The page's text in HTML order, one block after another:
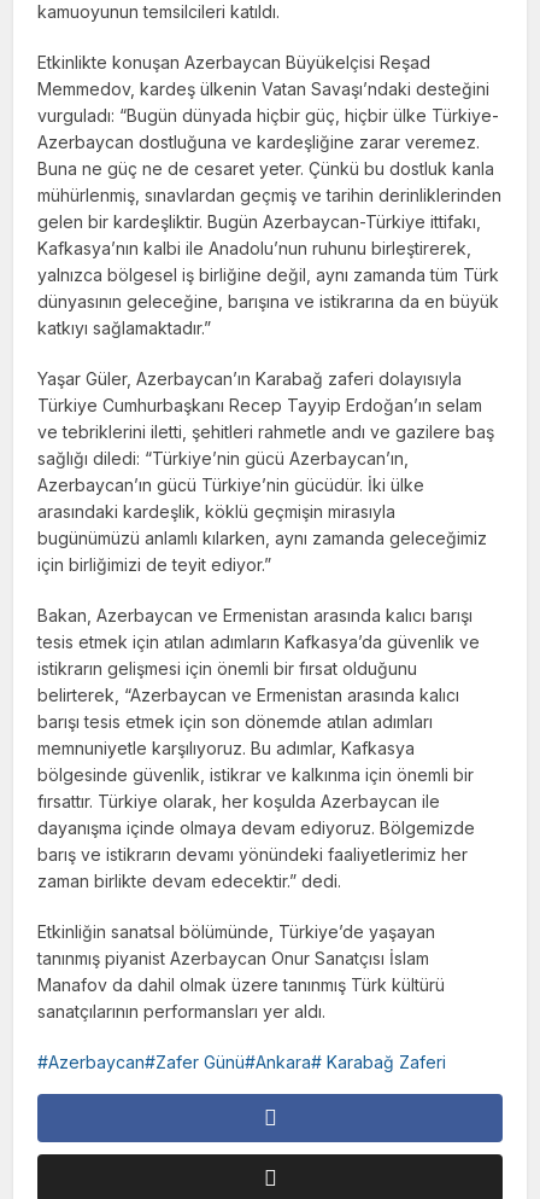
kamuoyunun temsilcileri katıldı.
Etkinlikte konuşan Azerbaycan Büyükelçisi Reşad
Memmedov, kardeş ülkenin Vatan Savaşı’ndaki desteğini
vurguladı: “Bugün dünyada hiçbir güç, hiçbir ülke Türkiye-
Azerbaycan dostluğuna ve kardeşliğine zarar veremez.
Buna ne güç ne de cesaret yeter. Çünkü bu dostluk kanla
mühürlenmiş, sınavlardan geçmiş ve tarihin derinliklerinden
gelen bir kardeşliktir. Bugün Azerbaycan-Türkiye ittifakı,
Kafkasya’nın kalbi ile Anadolu’nun ruhunu birleştirerek,
yalnızca bölgesel iş birliğine değil, aynı zamanda tüm Türk
dünyasının geleceğine, barışına ve istikrarına da en büyük
katkıyı sağlamaktadır.”
Yaşar Güler, Azerbaycan’ın Karabağ zaferi dolayısıyla
Türkiye Cumhurbaşkanı Recep Tayyip Erdoğan’ın selam
ve tebriklerini iletti, şehitleri rahmetle andı ve gazilere baş
sağlığı diledi: “Türkiye’nin gücü Azerbaycan’ın,
Azerbaycan’ın gücü Türkiye’nin gücüdür. İki ülke
arasındaki kardeşlik, köklü geçmişin mirasıyla
bugünümüzü anlamlı kılarken, aynı zamanda geleceğimiz
için birliğimizi de teyit ediyor.”
Bakan, Azerbaycan ve Ermenistan arasında kalıcı barışı
tesis etmek için atılan adımların Kafkasya’da güvenlik ve
istikrarın gelişmesi için önemli bir fırsat olduğunu
belirterek, “Azerbaycan ve Ermenistan arasında kalıcı
barışı tesis etmek için son dönemde atılan adımları
memnuniyetle karşılıyoruz. Bu adımlar, Kafkasya
bölgesinde güvenlik, istikrar ve kalkınma için önemli bir
fırsattır. Türkiye olarak, her koşulda Azerbaycan ile
dayanışma içinde olmaya devam ediyoruz. Bölgemizde
barış ve istikrarın devamı yönündeki faaliyetlerimiz her
zaman birlikte devam edecektir.” dedi.
Etkinliğin sanatsal bölümünde, Türkiye’de yaşayan
tanınmış piyanist Azerbaycan Onur Sanatçısı İslam
Manafov da dahil olmak üzere tanınmış Türk kültürü
sanatçılarının performansları yer aldı.
Azerbaycan#Zafer Günü#Ankara# Karabağ Zaferi